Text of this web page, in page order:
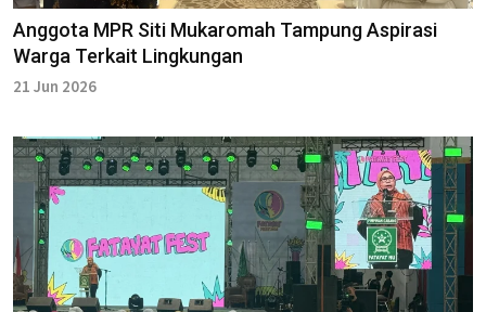
Anggota MPR Siti Mukaromah Tampung Aspirasi
Warga Terkait Lingkungan
21 Jun 2026